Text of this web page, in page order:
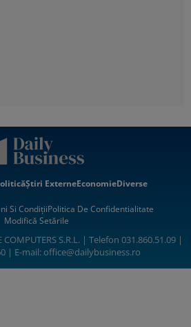
Știri ExterneEconomieDiverse
Si CondițiiPolitica De Confidentialitate
Modifică Setările
S.R.L. | Telefon 031.860.51.09 |
| E-mail:office@dailybusiness.ro